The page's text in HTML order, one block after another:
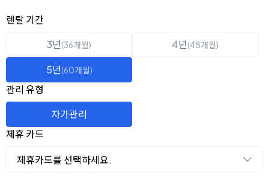
옵션 선택
렌탈 선택
렌탈 기간
3년(36개월) 4년(48개월)
5년(60개월)
관리 유형
자가관리
제휴 카드
제휴카드를 선택하세요.